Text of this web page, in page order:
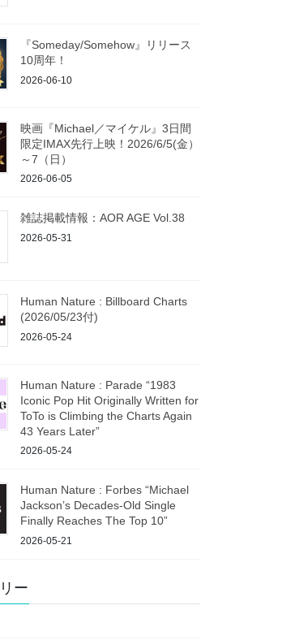
『Someday/Somehow』リリース
10周年！
2026-06-10
映画『Michael／マイケル』3日間
限定IMAX先行上映！2026/6/5(金）
～7（日）
2026-06-05
雑誌掲載情報：AOR AGE Vol.38
2026-05-31
Human Nature : Billboard Charts
(2026/05/23付)
2026-05-24
Human Nature : Parade “1983
Iconic Pop Hit Originally Written for
ToTo is Climbing the Charts Again
43 Years Later”
2026-05-24
Human Nature : Forbes “Michael
Jackson’s Decades-Old Single
Finally Reaches The Top 10”
2026-05-21
ー